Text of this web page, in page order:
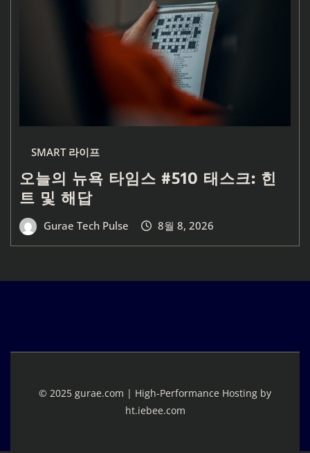
SMART 라이프
오늘의 뉴욕 타임스 #510 태스크: 힌
트 및 해답
Gurae Tech Pulse 8월 8, 2026
© 2025 gurae.com | High-Performance Hosting by
ht.iebee.com